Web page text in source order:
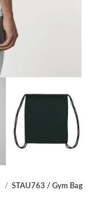
STAU763 / Gym Bag